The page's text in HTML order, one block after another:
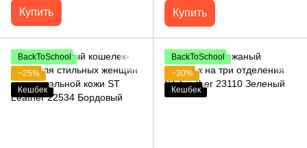
Купить Купить
BackToSchool
−25%
Кешбек
BackToSchool
−30%
Кешбек